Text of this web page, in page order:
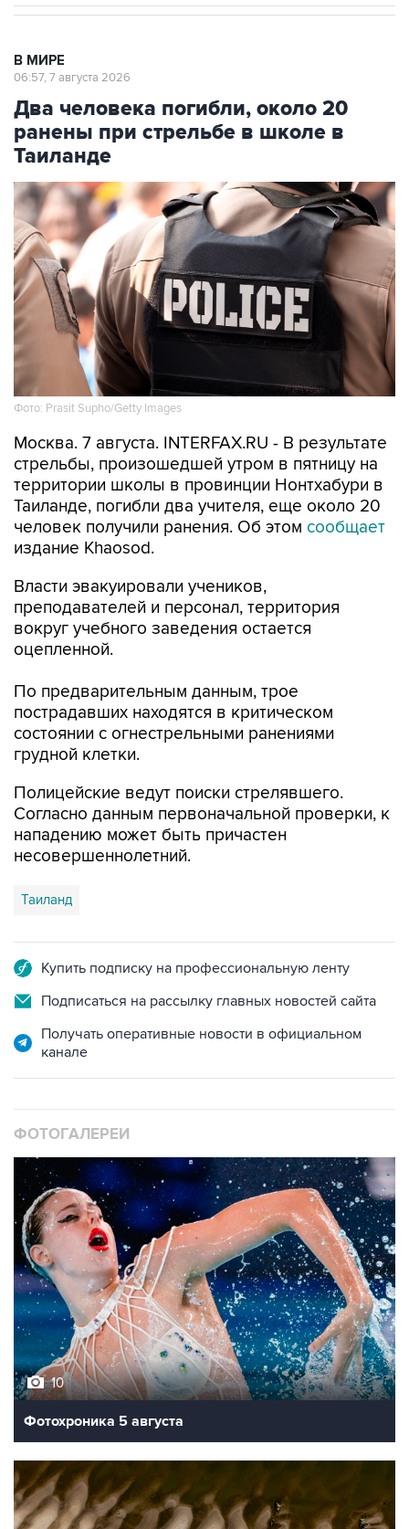
В МИРЕ
06:57, 7 августа 2026
Два человека погибли, около 20
ранены при стрельбе в школе в
Таиланде
Фото: Prasit Supho/Getty Images
Москва. 7 августа. INTERFAX.RU - В результате
стрельбы, произошедшей утром в пятницу на
территории школы в провинции Нонтхабури в
Таиланде, погибли два учителя, еще около 20
человек получили ранения. Об этом сообщает
издание Khaosod.
Власти эвакуировали учеников,
преподавателей и персонал, территория
вокруг учебного заведения остается
оцепленной.
По предварительным данным, трое
пострадавших находятся в критическом
состоянии с огнестрельными ранениями
грудной клетки.
Полицейские ведут поиски стрелявшего.
Согласно данным первоначальной проверки, к
нападению может быть причастен
несовершеннолетний.
Таиланд
Купить подписку на профессиональную ленту
Подписаться на рассылку главных новостей сайта
Получать оперативные новости в официальном
канале
ФОТОГАЛЕРЕИ
10
Фотохроника 5 августа